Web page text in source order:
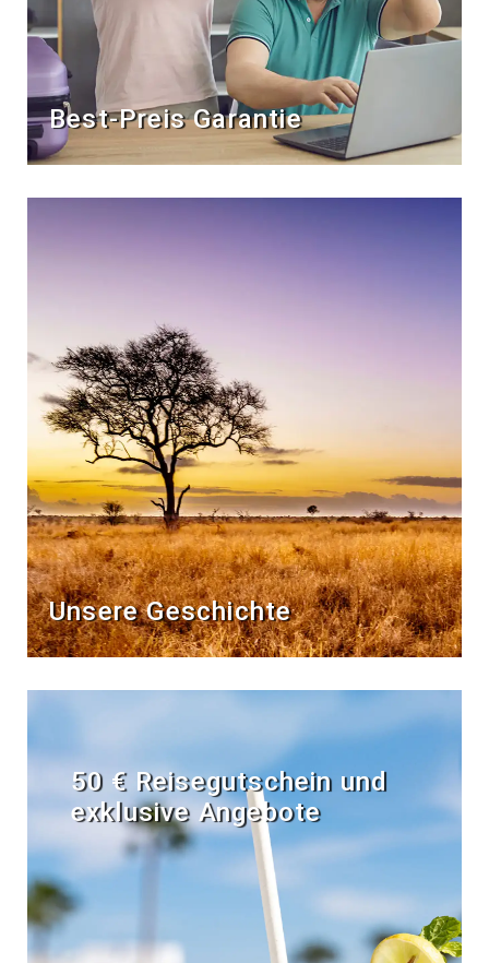
Best-Preis Garantie
Unsere Geschichte
50 € Reisegutschein und
exklusive Angebote